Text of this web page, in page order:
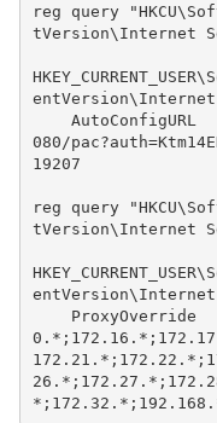
reg query
tVersion\Internet
080/
19207
reg query
tVersion\Internet